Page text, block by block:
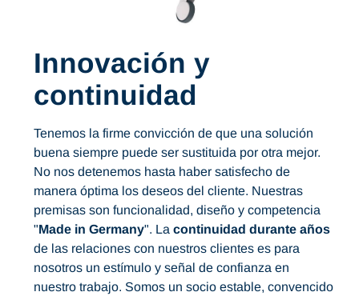
Innovación y
continuidad
Tenemos la firme convicción de que una solución
buena siempre puede ser sustituida por otra mejor.
No nos detenemos hasta haber satisfecho de
manera óptima los deseos del cliente. Nuestras
premisas son funcionalidad, diseño y competencia
"Made in Germany". La continuidad durante años
de las relaciones con nuestros clientes es para
nosotros un estímulo y señal de confianza en
nuestro trabajo. Somos un socio estable, convencido